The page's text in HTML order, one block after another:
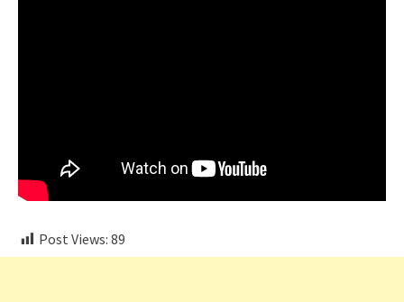
Post Views: 89